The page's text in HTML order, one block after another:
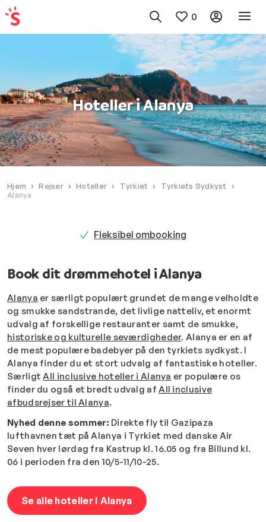
0
Hoteller i Alanya
Hjem Rejser Hoteller Tyrkiet
Tyrkiets Sydkyst
Alanya
Fleksibel ombooking
Book dit drømmehotel i Alanya
Alanya er særligt populært grundet de mange velholdte
og smukke sandstrande, det livlige natteliv, et enormt
udvalg af forskellige restauranter samt de smukke,
historiske og kulturelle seværdigheder. Alanya er en af
de mest populære badebyer på den tyrkiets sydkyst. I
Alanya finder du et stort udvalg af fantastiske hoteller.
SærligtAll inclusive hoteller i Alanya er populære os
finder du også et bredt udvalg afAll inclusive
afbudsrejser til Alanya.
Nyhed denne sommer: Direkte fly til Gazipaza
lufthavnen tæt på Alanya i Tyrkiet med danske Air
Seven hver lørdag fra Kastrup kl. 16.05 og fra Billund kl.
06 i perioden fra den 10/5-11/10-25.
Se alle hoteller i Alanya